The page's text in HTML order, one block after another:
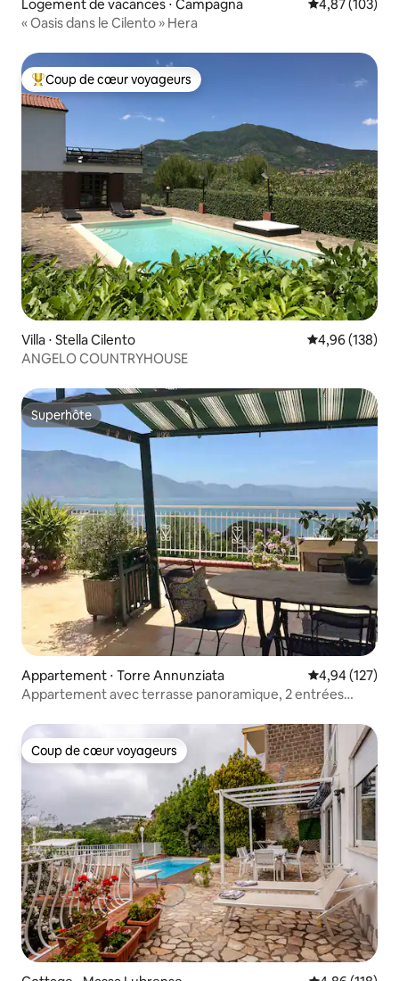
Logement de vacances ⋅ Campagna Évaluation
4,87 (103)
« Oasis dans le Cilento » Hera
Coups de cœur voyageurs les plus appréciés
Coup de cœur voyageurs
Villa ⋅ Stella Cilento Évaluation
4,96 (138)
ANGELO COUNTRYHOUSE
Superhôte
Superhôte
Appartement ⋅ Torre Annunziata Évaluation
4,94 (127)
Appartement avec terrasse panoramique, 2 entrées
Coup de cœur voyageurs
Coup de cœur voyageurs